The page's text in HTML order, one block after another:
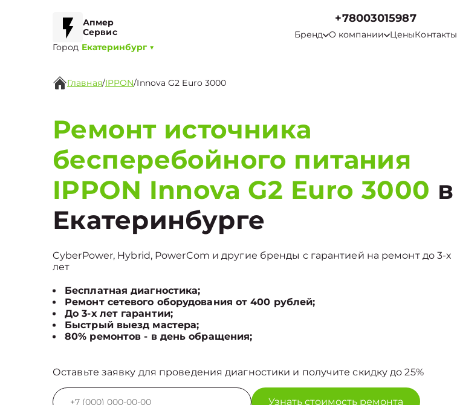
Апмер
Сервис
Город Екатеринбург ▼
+78003015987
Бренд О компании ЦеныКонтакты
Главная/IPPON/Innova G2 Euro 3000
Ремонт источника
бесперебойного питания
IPPON Innova G2 Euro 3000 в
Екатеринбурге
CyberPower, Hybrid, PowerCom и другие бренды с гарантией на ремонт до 3-х
лет
Бесплатная диагностика;
Ремонт сетевого оборудования от 400 рублей;
До 3-х лет гарантии;
Быстрый выезд мастера;
80% ремонтов - в день обращения;
Оставьте заявку для проведения диагностики и получите скидку до 25%
Узнать стоимость ремонта